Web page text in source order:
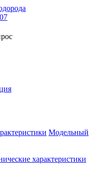
Модельный
характеристики